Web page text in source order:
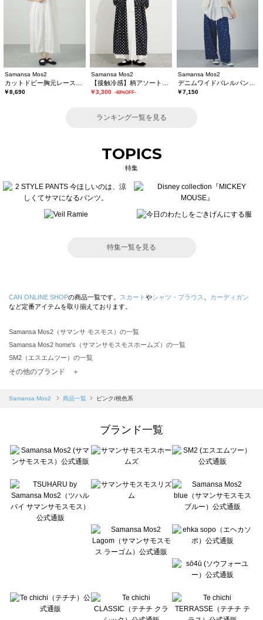
Samansa Mos2
￥8,690
Samansa Mos2
￥3,300 -60%OFF-
Samansa Mos2
￥7,150
ランキング一覧を見る
TOPICS
特集
特集一覧を見る
CAN ONLINE SHOPの商品一覧です。 スカート やシャツ・ブラウス
カーディガン
など定番アイテムを取り揃えております。
Samansa Mos2（サマンサ モスモス）の一覧
Samansa Mos2 home's（サマンサモスモスホームズ）の一覧
SM2（エスエムツー）の一覧
TSUHARU by Samansa Mos2（ツハルバイサマンサモスモス）の一覧
Samansa Mos2 blue（サマンサモスモス ブルー）の一覧
Te chichi（テチチ）の一覧
Te chichi CLASSIC（テチチ クラシック）の一覧
Lugnoncure（ルノンキュール）の一覧
BETTY'S BLUE（べティーズブルー）の一覧
Wpc.（ワールドパーティー）の一覧
その他のブランド ＋
Samansa Mos2 商品一覧 ピンク/桃色系
ブランド一覧